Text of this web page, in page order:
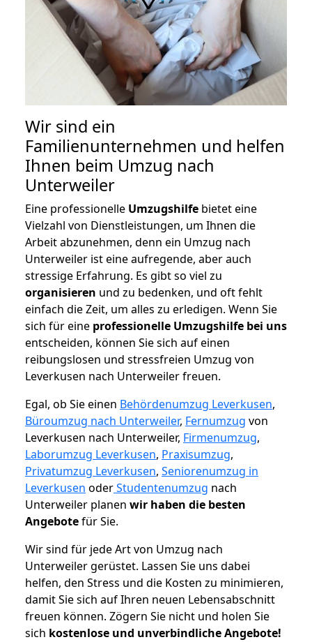
Wir sind ein
Familienunternehmen und helfen
Ihnen beim Umzug nach
Unterweiler
Eine professionelle Umzugshilfe bietet eine
Vielzahl von Dienstleistungen, um Ihnen die
Arbeit abzunehmen, denn ein Umzug nach
Unterweiler ist eine aufregende, aber auch
stressige Erfahrung. Es gibt so viel zu
organisieren und zu bedenken, und oft fehlt
einfach die Zeit, um alles zu erledigen. Wenn Sie
sich für eine professionelle Umzugshilfe bei uns
entscheiden, können Sie sich auf einen
reibungslosen und stressfreien Umzug von
Leverkusen nach Unterweiler freuen.
Egal, ob Sie einen Behördenumzug Leverkusen,
Büroumzug nach Unterweiler, Fernumzug von
Leverkusen nach Unterweiler, Firmenumzug,
Laborumzug Leverkusen, Praxisumzug,
Privatumzug Leverkusen, Seniorenumzug in
Leverkusen oderStudentenumzug nach
Unterweiler planen wir haben die besten
Angebotefür Sie.
Wir sind für jede Art von Umzug nach
Unterweiler gerüstet. Lassen Sie uns dabei
helfen, den Stress und die Kosten zu minimieren,
damit Sie sich auf Ihren neuen Lebensabschnitt
freuen können. Zögern Sie nicht und holen Sie
sich kostenlose und unverbindliche Angebote!